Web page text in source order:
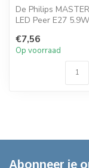
De Philips
LED Peer E27
hoogwaardige ...
€7,56
Op voorraad
Abonneer je